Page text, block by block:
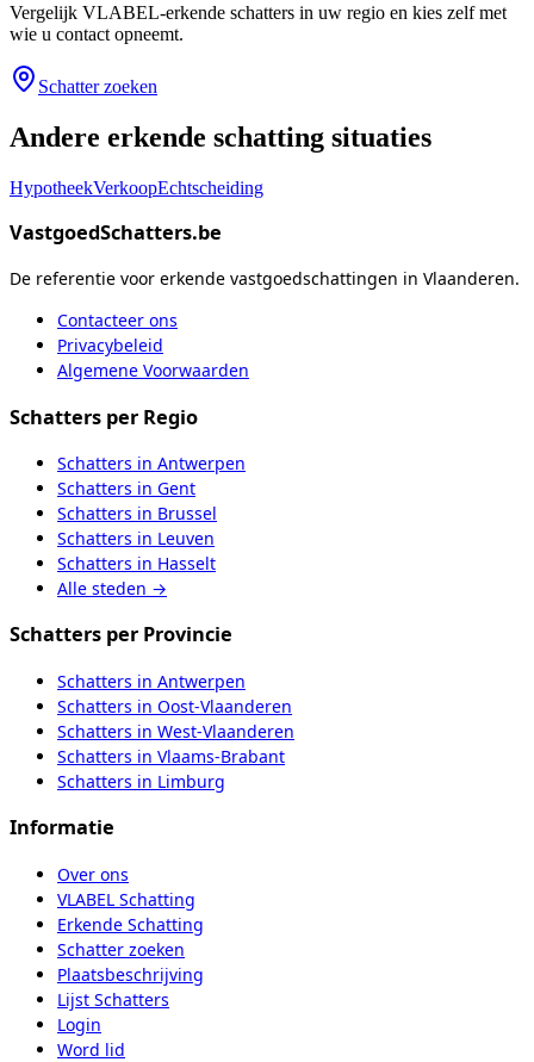
Vergelijk VLABEL-erkende schatters in uw regio en kies zelf met
wie u contact opneemt.
Schatter zoeken
Andere erkende schatting situaties
HypotheekVerkoopEchtscheiding
VastgoedSchatters.be
De referentie voor erkende vastgoedschattingen in Vlaanderen.
Contacteer ons
Privacybeleid
Algemene Voorwaarden
Schatters per Regio
Schatters in Antwerpen
Schatters in Gent
Schatters in Brussel
Schatters in Leuven
Schatters in Hasselt
Alle steden →
Schatters per Provincie
Schatters in Antwerpen
Schatters in Oost-Vlaanderen
Schatters in West-Vlaanderen
Schatters in Vlaams-Brabant
Schatters in Limburg
Informatie
Over ons
VLABEL Schatting
Erkende Schatting
Schatter zoeken
Plaatsbeschrijving
Lijst Schatters
Login
Word lid